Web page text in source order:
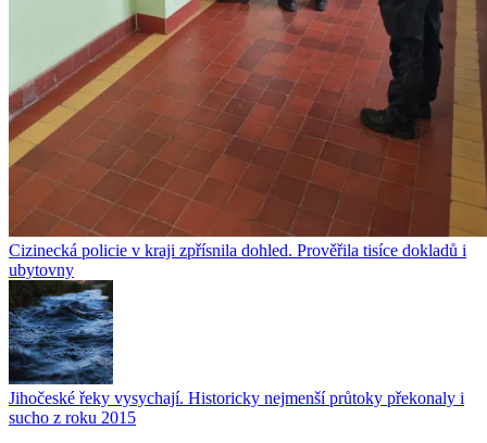
Cizinecká policie v kraji zpřísnila dohled. Prověřila tisíce dokladů i
ubytovny
Jihočeské řeky vysychají. Historicky nejmenší průtoky překonaly i
sucho z roku 2015